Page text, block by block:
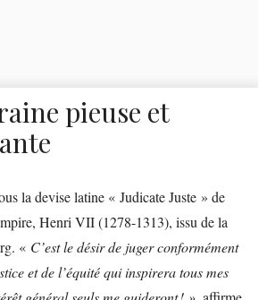
pieuse et
la devise latine « Judicate Juste » de
Henri VII (1278-1313), issu de la
« C’est le désir de juger conformément
et de l’équité qui inspirera tous mes